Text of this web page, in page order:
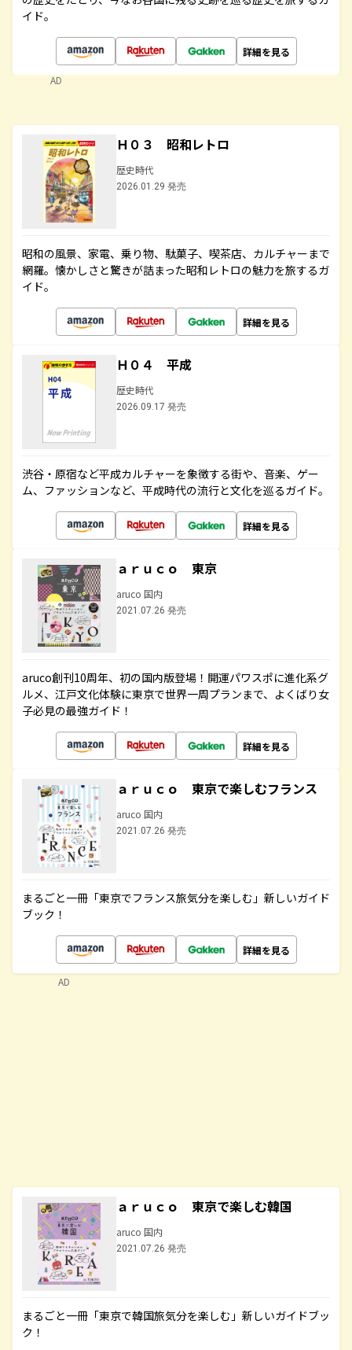
イド。
詳細を見る
AD
Ｈ０３ 昭和レトロ
歴史時代
2026.01.29 発売
昭和の風景、家電、乗り物、駄菓子、喫茶店、カルチャーまで
網羅。懐かしさと驚きが詰まった昭和レトロの魅力を旅するガ
イド。
詳細を見る
Ｈ０４ 平成
歴史時代
2026.09.17 発売
渋谷・原宿など平成カルチャーを象徴する街や、音楽、ゲー
ム、ファッションなど、平成時代の流行と文化を巡るガイド。
詳細を見る
ａｒｕｃｏ 東京
aruco 国内
2021.07.26 発売
aruco創刊10周年、初の国内版登場！開運パワスポに進化系グ
ルメ、江戸文化体験に東京で世界一周プランまで、よくばり女
子必見の最強ガイド！
詳細を見る
ａｒｕｃｏ 東京で楽しむフランス
aruco 国内
2021.07.26 発売
まるごと一冊「東京でフランス旅気分を楽しむ」新しいガイド
ブック！
詳細を見る
ａｒｕｃｏ 東京で楽しむ韓国
aruco 国内
2021.07.26 発売
まるごと一冊「東京で韓国旅気分を楽しむ」新しいガイドブッ
ク！
AD